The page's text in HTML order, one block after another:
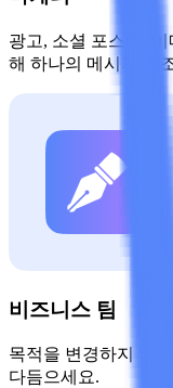
광고, 소셜 포스트,
해 하나의 메시지를
비즈니스 팀
목적을 변경하지 않
다듬으세요.